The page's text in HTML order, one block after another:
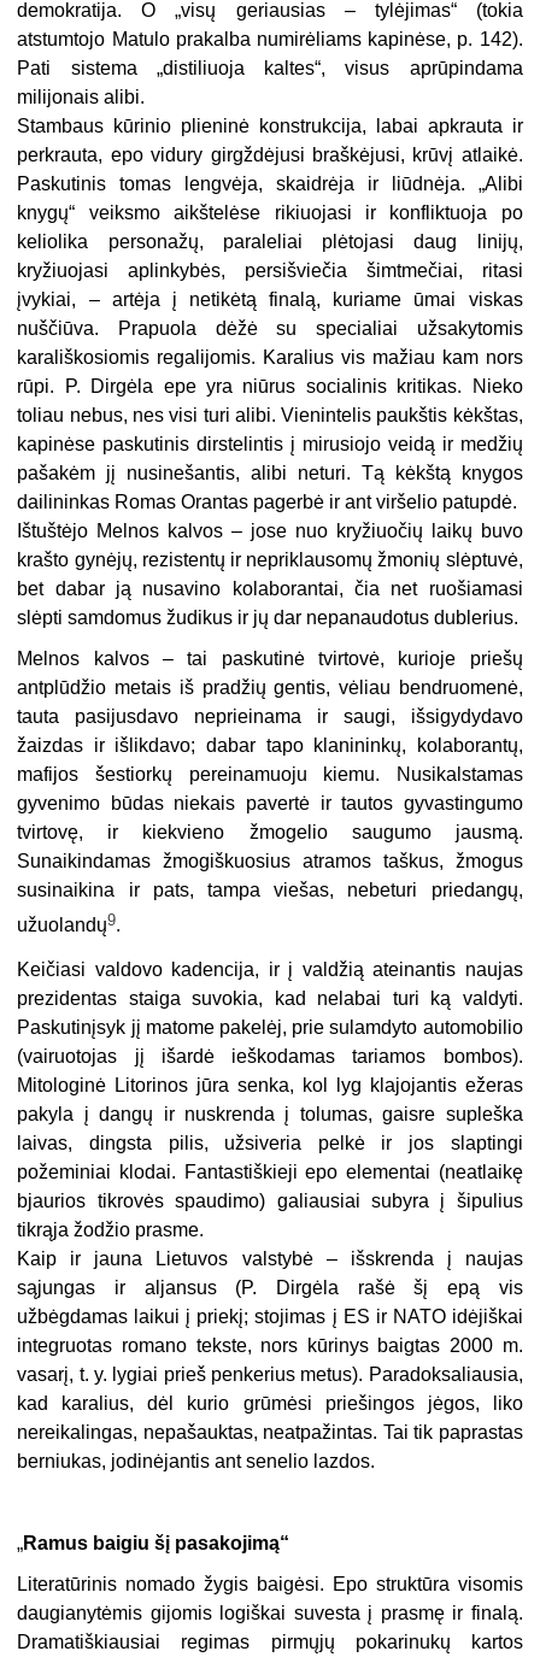
demokratija. O „visų geriausias – tylėjimas“ (tokia
atstumtojo Matulo prakalba numirėliams kapinėse, p. 142).
Pati sistema „distiliuoja kaltes“, visus aprūpindama
milijonais alibi.
Stambaus kūrinio plieninė konstrukcija, labai apkrauta ir
perkrauta, epo vidury girgždėjusi braškėjusi, krūvį atlaikė.
Paskutinis tomas lengvėja, skaidrėja ir liūdnėja. „Alibi
knygų“ veiksmo aikštelėse rikiuojasi ir konfliktuoja po
keliolika personažų, paraleliai plėtojasi daug linijų,
kryžiuojasi aplinkybės, persišviečia šimtmečiai, ritasi
įvykiai, – artėja į netikėtą finalą, kuriame ūmai viskas
nuščiūva. Prapuola dėžė su specialiai užsakytomis
karališkosiomis regalijomis. Karalius vis mažiau kam nors
rūpi. P. Dirgėla epe yra niūrus socialinis kritikas. Nieko
toliau nebus, nes visi turi alibi. Vienintelis paukštis kėkštas,
kapinėse paskutinis dirstelintis į mirusiojo veidą ir medžių
pašakėm jį nusinešantis, alibi neturi. Tą kėkštą knygos
dailininkas Romas Orantas pagerbė ir ant viršelio patupdė.
Ištuštėjo Melnos kalvos – jose nuo kryžiuočių laikų buvo
krašto gynėjų, rezistentų ir nepriklausomų žmonių slėptuvė,
bet dabar ją nusavino kolaborantai, čia net ruošiamasi
slėpti samdomus žudikus ir jų dar nepanaudotus dublerius.
Melnos kalvos – tai paskutinė tvirtovė, kurioje priešų
antplūdžio metais iš pradžių gentis, vėliau bendruomenė,
tauta pasijusdavo neprieinama ir saugi, išsigydydavo
žaizdas ir išlikdavo; dabar tapo klanininkų, kolaborantų,
mafijos šestiorkų pereinamuoju kiemu. Nusikalstamas
gyvenimo būdas niekais pavertė ir tautos gyvastingumo
tvirtovę, ir kiekvieno žmogelio saugumo jausmą.
Sunaikindamas žmogiškuosius atramos taškus, žmogus
susinaikina ir pats, tampa viešas, nebeturi priedangų,
užuolandų9.
Keičiasi valdovo kadencija, ir į valdžią ateinantis naujas
prezidentas staiga suvokia, kad nelabai turi ką valdyti.
Paskutinįsyk jį matome pakelėj, prie sulamdyto automobilio
(vairuotojas jį išardė ieškodamas tariamos bombos).
Mitologinė Litorinos jūra senka, kol lyg klajojantis ežeras
pakyla į dangų ir nuskrenda į tolumas, gaisre supleška
laivas, dingsta pilis, užsiveria pelkė ir jos slaptingi
požeminiai klodai. Fantastiškieji epo elementai (neatlaikę
bjaurios tikrovės spaudimo) galiausiai subyra į šipulius
tikrąja žodžio prasme.
Kaip ir jauna Lietuvos valstybė – išskrenda į naujas
sąjungas ir aljansus (P. Dirgėla rašė šį epą vis
užbėgdamas laikui į priekį; stojimas į ES ir NATO idėjiškai
integruotas romano tekste, nors kūrinys baigtas 2000 m.
vasarį, t. y. lygiai prieš penkerius metus). Paradoksaliausia,
kad karalius, dėl kurio grūmėsi priešingos jėgos, liko
nereikalingas, nepašauktas, neatpažintas. Tai tik paprastas
berniukas, jodinėjantis ant senelio lazdos.
„Ramus baigiu šį pasakojimą“
Literatūrinis nomado žygis baigėsi. Epo struktūra visomis
daugianytėmis gijomis logiškai suvesta į prasmę ir finalą.
Dramatiškiausiai regimas pirmųjų pokarinukų kartos